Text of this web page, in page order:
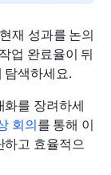
재 성과를 논의
업 완료율이 뒤
탐색하세요.
화를 장려하세
회의를 통해 이
하고 효율적으